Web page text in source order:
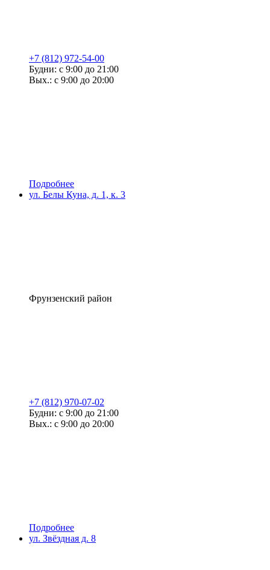
+7 (812) 972-54-00
Будни: с 9:00 до 21:00
Вых.: с 9:00 до 20:00
Подробнее
ул. Белы Куна, д. 1, к. 3
Фрунзенский район
+7 (812) 970-07-02
Будни: с 9:00 до 21:00
Вых.: с 9:00 до 20:00
Подробнее
ул. Звёздная д. 8